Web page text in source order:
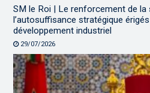
SM le Roi | Le renforcement de
l’autosuffisance stratégique
développement industriel
29/07/2026